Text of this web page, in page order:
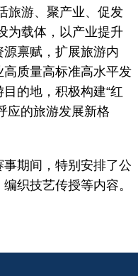
旅游、聚产业、促发
为载体，以产业提升
禀赋，扩展旅游内
质量高标准高水平发
的地，积极构建“红
应的旅游发展新格
期间，特别安排了公
织技艺传授等内容。